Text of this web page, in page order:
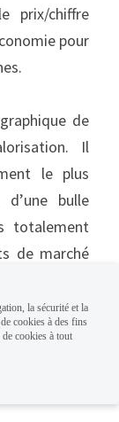
prix/chiffre
pour
de
Il
le plus
bulle
totalement
de marché
le
est à la
de vue
d’un
la sécurité et la
cookies à des fins
cookies à tout